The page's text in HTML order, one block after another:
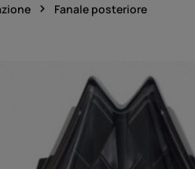
Fanale posteriore